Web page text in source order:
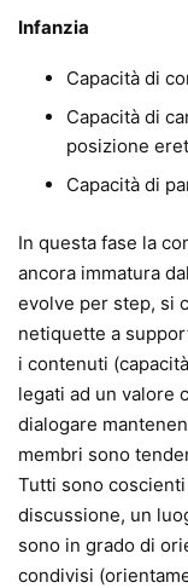
Infanzia
Capacità di
Capacità di
posizione
Capacità di
In questa fase la
ancora immatura
evolve per step, si
netiquette a
i contenuti
legati ad un valore
dialogare
membri sono
Tutti sono
discussione, un
sono in grado di
condivisi